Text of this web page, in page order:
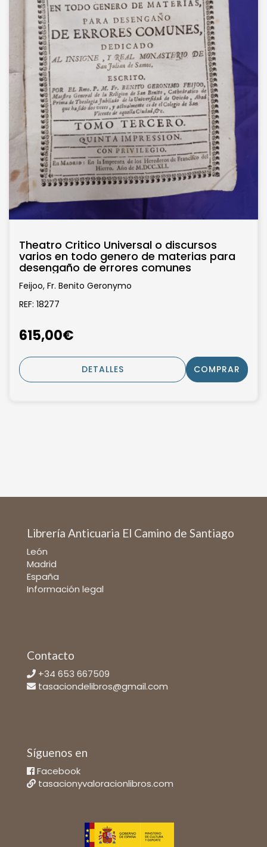
Theatro Critico Universal o discursos
varios en todo genero de materias para
desengaño de errores comunes
Feijoo, Fr. Benito Geronymo
REF: 18277
615,00€
DETALLES COMPRAR
Librería Anticuaria El Camino de Santiago
León
Madrid
España
Información legal
Contacto
+34 653 667509
tasaciondelibros@gmail.com
Síguenos en
Facebook
tasacionyvaloracionlibros.com